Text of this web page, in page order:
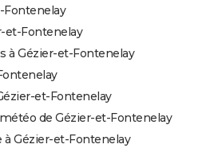
Fontenelay
et-Fontenelay
à Gézier-et-Fontenelay
et-Fontenelay
de Gézier-et-Fontenelay
à Gézier-et-Fontenelay